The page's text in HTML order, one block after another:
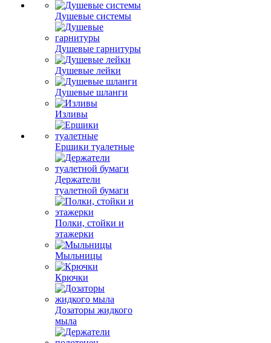
Душевые системы
Душевые гарнитуры
Душевые лейки
Душевые шланги
Изливы
Ершики туалетные
Держатели
туалетной бумаги
Полки, стойки и
этажерки
Мыльницы
Крючки
Дозаторы жидкого
мыла